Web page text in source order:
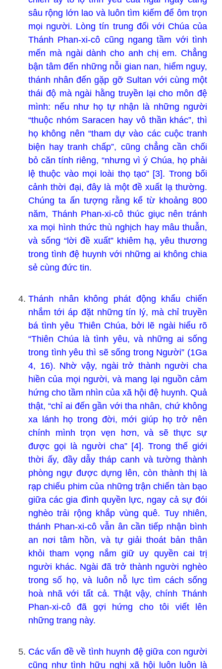
sâu rộng lớn lao và luôn tìm kiếm để ôm trọn
mọi người. Lòng tín trung đối với Chúa của
Thánh Phan-xi-cô cũng ngang tầm với tình
mến mà ngài dành cho anh chị em. Chẳng
bận tâm đến những nỗi gian nan, hiểm nguy,
thánh nhân đến gặp gỡ Sultan với cùng một
thái độ mà ngài hằng truyền lại cho môn đệ
mình: nếu như họ tự nhận là những người
“thuộc nhóm Saracen hay vô thần khác”, thì
họ không nên “tham dự vào các cuộc tranh
biện hay tranh chấp”, cũng chẳng cần chối
bỏ căn tính riêng, “nhưng vì ý Chúa, họ phải
lệ thuộc vào mọi loài thọ tạo” [3]. Trong bối
cảnh thời đại, đây là một đề xuất lạ thường.
Chúng ta ấn tượng rằng kể từ khoảng 800
năm, Thánh Phan-xi-cô thúc giục nên tránh
xa mọi hình thức thù nghịch hay mâu thuẫn,
và sống “lời đề xuất” khiêm hạ, yêu thương
trong tình đệ huynh với những ai không chia
sẻ cùng đức tin.
Thánh nhân không phát động khẩu chiến
nhắm tới áp đặt những tín lý, mà chỉ truyền
bá tình yêu Thiên Chúa, bởi lẽ ngài hiểu rõ
“Thiên Chúa là tình yêu, và những ai sống
trong tình yêu thì sẽ sống trong Người” (1Ga
4, 16). Nhờ vậy, ngài trở thành người cha
hiền của mọi người, và mang lại nguồn cảm
hứng cho tầm nhìn của xã hội đệ huynh. Quả
thật, “chỉ ai đến gần với tha nhân, chứ không
xa lánh họ trong đời, mới giúp họ trở nên
chính mình trọn vẹn hơn, và sẽ thực sự
được gọi là người cha” [4]. Trong thế giới
thời ấy, đầy dẫy tháp canh và tường thành
phòng ngự được dựng lên, còn thành thị là
rạp chiếu phim của những trận chiến tàn bạo
giữa các gia đình quyền lực, ngay cả sự đói
nghèo trải rộng khắp vùng quê. Tuy nhiên,
thánh Phan-xi-cô vẫn ân cần tiếp nhận bình
an nơi tâm hồn, và tự giải thoát bản thân
khỏi tham vọng nắm giữ uy quyền cai trị
người khác. Ngài đã trở thành người nghèo
trong số họ, và luôn nỗ lực tìm cách sống
hoà nhã với tất cả. Thật vậy, chính Thánh
Phan-xi-cô đã gợi hứng cho tôi viết lên
những trang này.
Các vấn đề về tình huynh đệ giữa con người
cũng như tình hữu nghị xã hội luôn luôn là